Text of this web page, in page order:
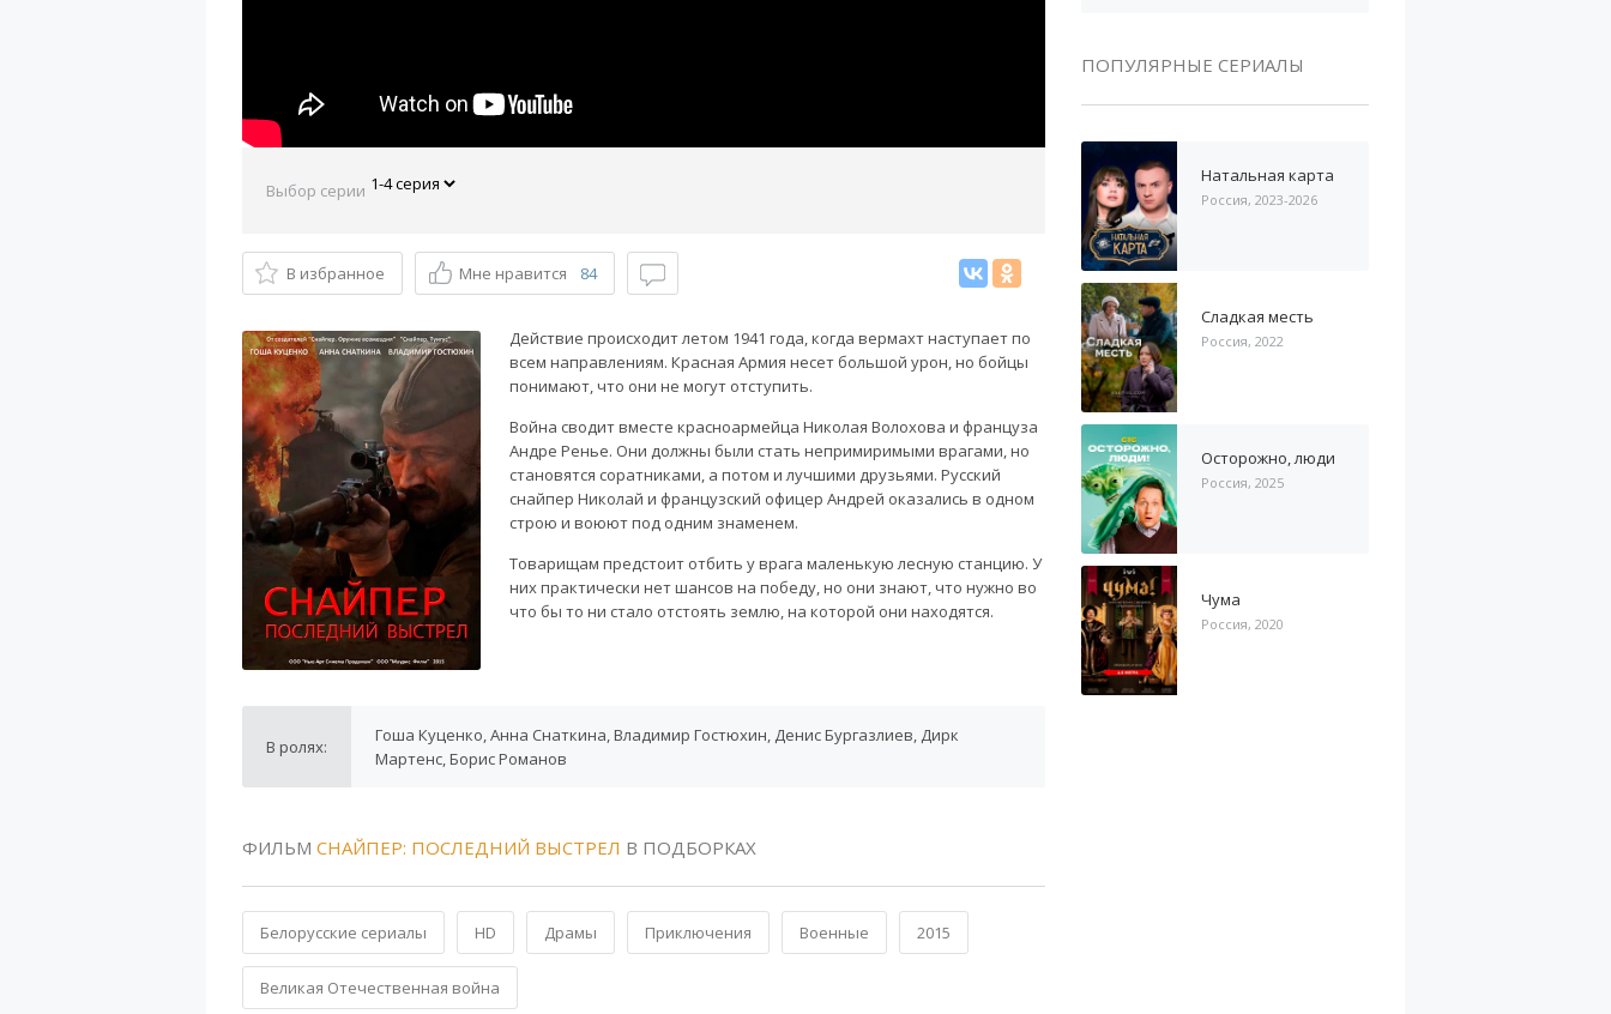
Выбор серии
В избранное Мне нравится 84
Действие происходит летом 1941 года, когда вермахт наступает по
всем направлениям. Красная Армия несет большой урон, но бойцы
понимают, что они не могут отступить.
Война сводит вместе красноармейца Николая Волохова и француза
Андре Ренье. Они должны были стать непримиримыми врагами, но
становятся соратниками, а потом и лучшими друзьями. Русский
снайпер Николай и французский офицер Андрей оказались в одном
строю и воюют под одним знаменем.
Товарищам предстоит отбить у врага маленькую лесную станцию. У
них практически нет шансов на победу, но они знают, что нужно во
что бы то ни стало отстоять землю, на которой они находятся.
В ролях:
Гоша Куценко, Анна Снаткина, Владимир Гостюхин, Денис Бургазлиев, Дирк
Мартенс, Борис Романов
ФИЛЬМ СНАЙПЕР: ПОСЛЕДНИЙ ВЫСТРЕЛ В ПОДБОРКАХ
Белорусские сериалы HD Драмы Приключения Военные 2015
Великая Отечественная война
ПОПУЛЯРНЫЕ СЕРИАЛЫ
Натальная карта
Россия, 2023-2026
Сладкая месть
Россия, 2022
Осторожно, люди
Россия, 2025
Чума
Россия, 2020